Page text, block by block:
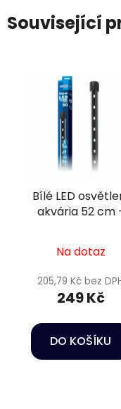
Související
Bílé LED
akvária 52 cm
Na dotaz
205,79 Kč bez
249 Kč
DO KOŠÍKU